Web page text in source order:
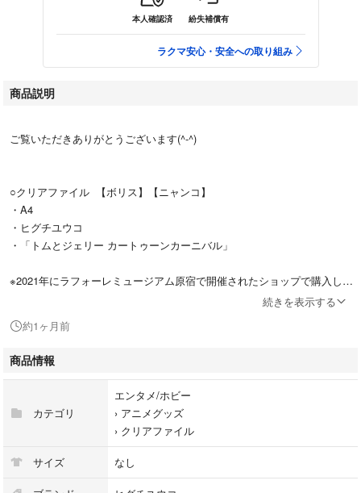
本人確認済 紛失補償有
ラクマ安心・安全への取り組み
商品説明
ご覧いただきありがとうございます(^-^)
○クリアファイル 【ボリス】【ニャンコ】
・A4
・ヒグチユウコ
・「トムとジェリー カートゥーンカーニバル」
※2021年にラフォーレミュージアム原宿で開催されたショップで購入した
ズなどがある場合があります。状態などは写真でのご確認をよろしくお願
い致します。
・水濡れ対策をして発送致します。
※厚紙でできたビジネス封筒（写真3）
続きを表示する
約1ヶ月前
商品情報
カテゴリ
エンタメ/ホビー
› アニメグッズ
› クリアファイル
サイズ なし